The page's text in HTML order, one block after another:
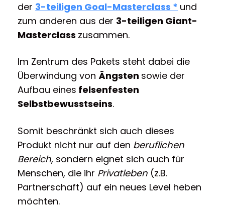
der 3-teiligen Goal-Masterclass * und
zum anderen aus der 3-teiligen Giant-
Masterclass zusammen.
Im Zentrum des Pakets steht dabei die
Überwindung von Ängsten sowie der
Aufbau eines felsenfesten
Selbstbewusstseins.
Somit beschränkt sich auch dieses
Produkt nicht nur auf den beruflichen
Bereich, sondern eignet sich auch für
Menschen, die ihr Privatleben (z.B.
Partnerschaft) auf ein neues Level heben
möchten.